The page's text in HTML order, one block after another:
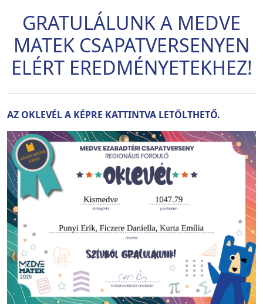
GRATULÁLUNK A MEDVE
MATEK CSAPATVERSENYEN
ELÉRT EREDMÉNYETEKHEZ!
AZ OKLEVÉL A KÉPRE KATTINTVA LETÖLTHETŐ.